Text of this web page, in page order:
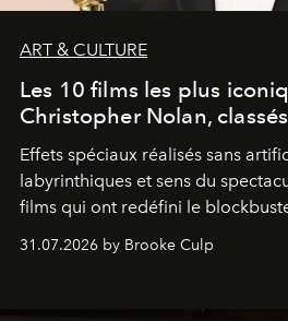
ART & CULTURE
Les 10 films les plus
Christopher Nolan, classés
Effets spéciaux réalisés sans
labyrinthiques et sens du
films qui ont redéfini le
31.07.2026 by Brooke Culp